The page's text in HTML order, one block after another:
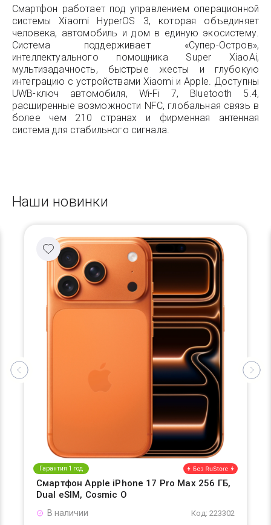
Смартфон работает под управлением операционной
системы Xiaomi HyperOS 3, которая объединяет
человека, автомобиль и дом в единую экосистему.
Система поддерживает «Супер-Остров»,
интеллектуального помощника Super XiaoAi,
мультизадачность, быстрые жесты и глубокую
интеграцию с устройствами Xiaomi и Apple. Доступны
UWB-ключ автомобиля, Wi-Fi 7, Bluetooth 5.4,
расширенные возможности NFC, глобальная связь в
более чем 210 странах и фирменная антенная
система для стабильного сигнала.
Наши новинки
Гарантия 1 год
Смартфон Apple iPhone 17 Pro Max 256 ГБ,
Dual eSIM, Cosmic O
Код: 223302
В наличии